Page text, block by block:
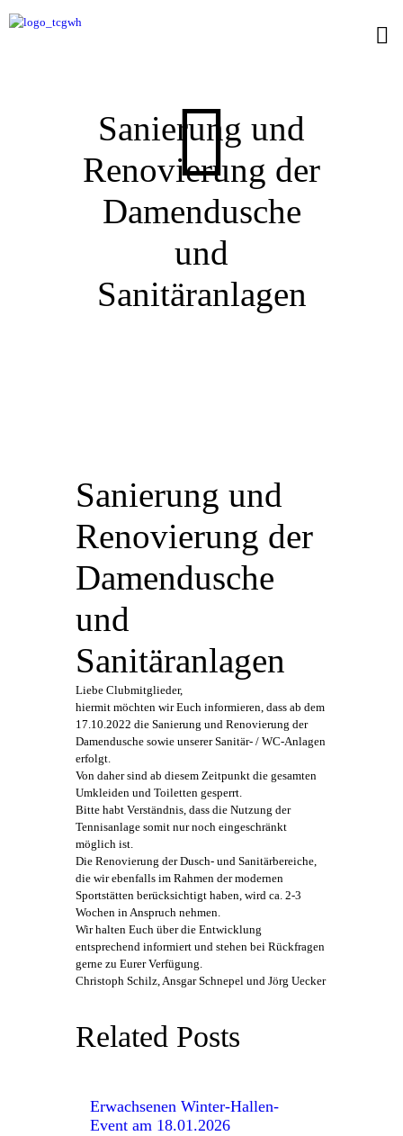
Sanierung und
Renovierung der
Damendusche
und
Sanitäranlagen
Sanierung und
Renovierung der
Damendusche
und
Sanitäranlagen
Liebe Clubmitglieder,
hiermit möchten wir Euch informieren, dass ab dem
17.10.2022 die Sanierung und Renovierung der
Damendusche sowie unserer Sanitär- / WC-Anlagen
erfolgt.
Von daher sind ab diesem Zeitpunkt die gesamten
Umkleiden und Toiletten gesperrt.
Bitte habt Verständnis, dass die Nutzung der
Tennisanlage somit nur noch eingeschränkt
möglich ist.
Die Renovierung der Dusch- und Sanitärbereiche,
die wir ebenfalls im Rahmen der modernen
Sportstätten berücksichtigt haben, wird ca. 2-3
Wochen in Anspruch nehmen.
Wir halten Euch über die Entwicklung
entsprechend informiert und stehen bei Rückfragen
gerne zu Eurer Verfügung.
Christoph Schilz, Ansgar Schnepel und Jörg Uecker
Related Posts
Erwachsenen Winter-Hallen-
Event am 18.01.2026